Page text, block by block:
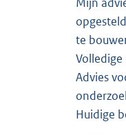
te
Advies
Huidige